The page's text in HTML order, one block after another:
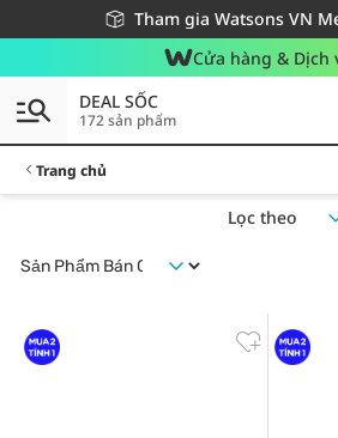
Tham gia Watsons VN
Miễn phí giao hàng cho đơn
Giao hàng nhanh 24h - Áp dụng
Cửa hàng & Dịch
DEAL SỐC
172 sản phẩm
Trang chủ
Lọc theo